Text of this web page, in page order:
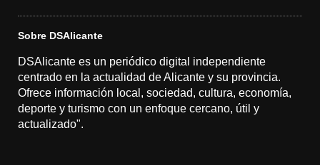
Sobre DSAlicante
DSAlicante es un periódico digital independiente
centrado en la actualidad de Alicante y su provincia.
Ofrece información local, sociedad, cultura, economía,
deporte y turismo con un enfoque cercano, útil y
actualizado".